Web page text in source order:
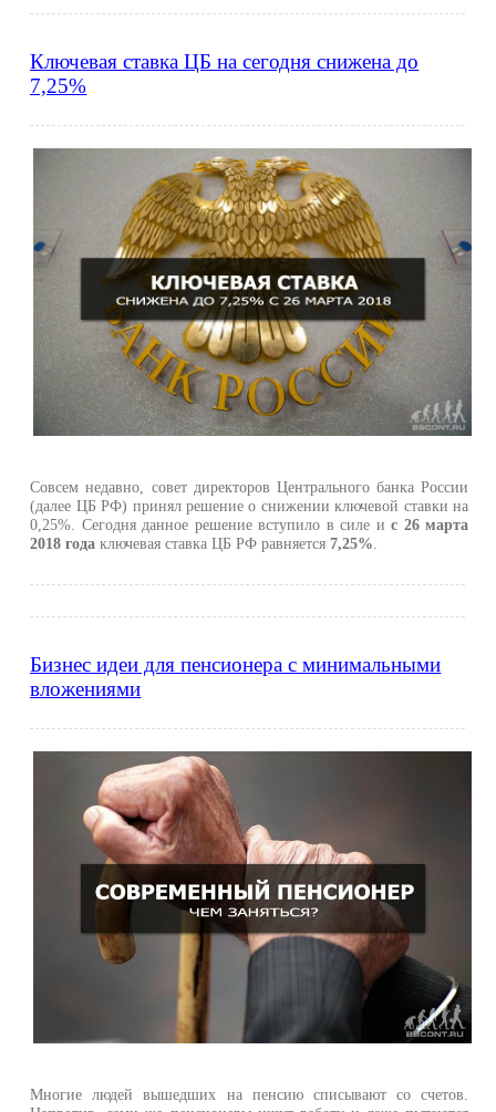
Ключевая ставка ЦБ на сегодня снижена до
7,25%
Совсем недавно, совет директоров Центрального банка России
(далее ЦБ РФ) принял решение о снижении ключевой ставки на
0,25%. Сегодня данное решение вступило в силе ис 26 марта
2018 года ключевая ставка ЦБ РФ равняется7,25%
Бизнес идеи для пенсионера с минимальными
вложениями
Многие людей вышедших на пенсию списывают со счетов.